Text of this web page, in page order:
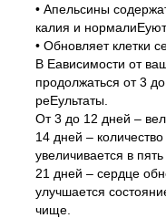
• Апельсины
калия и
• Обновляет клетки
В Еависимости от
продолжаться от 3
реЕультаты.
От 3 до 12 дней –
14 дней –
увеличивается в
21 дней – сердце
улучшается
чище.